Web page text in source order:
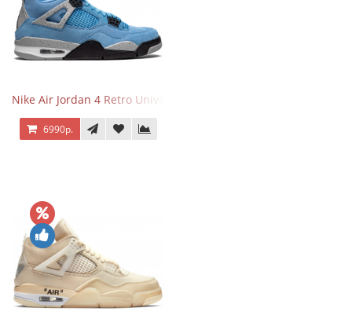
Nike Air Jordan 4 Retro University Blue
6990р.